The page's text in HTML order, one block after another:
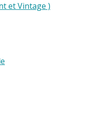
et Vintage )
F2D